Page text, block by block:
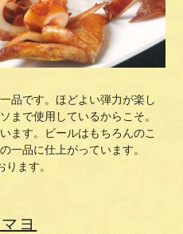
品です。ほどよい弾力が楽し
まで使用しているからこそ。
ます。ビールはもちろんのこ
一品に仕上がっています。
ます。
ヨ